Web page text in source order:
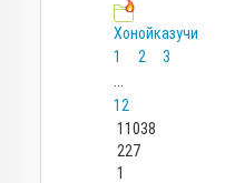
Хонойказучи
1
2
3
...
12
11038
227
1